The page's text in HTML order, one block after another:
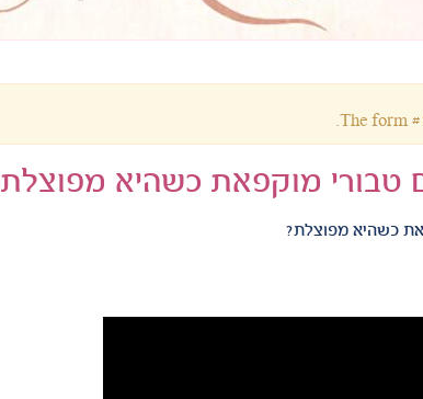
The form
טבורי מוקפאת כשהיא מפוצלת
כשהיא מפוצלת?